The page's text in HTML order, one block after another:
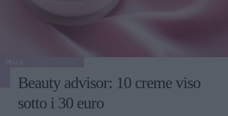
Beauty advisor: 10 creme viso
sotto i 30 euro